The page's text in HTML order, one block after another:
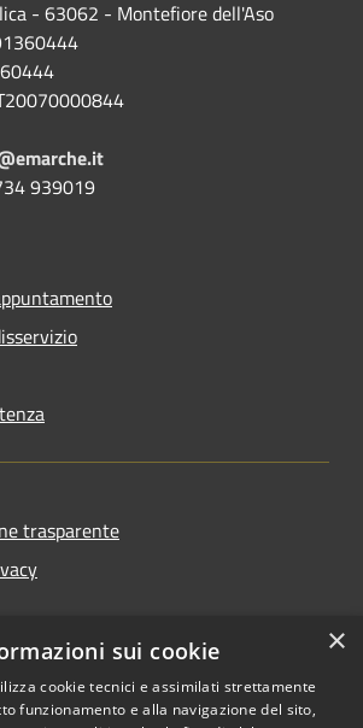
- 63062 - Montefiore dell'Aso
939019
trasparente
accessibilità
×
sui cookie
cookie tecnici e assimilati strettamente
funzionamento e alla navigazione del sito,